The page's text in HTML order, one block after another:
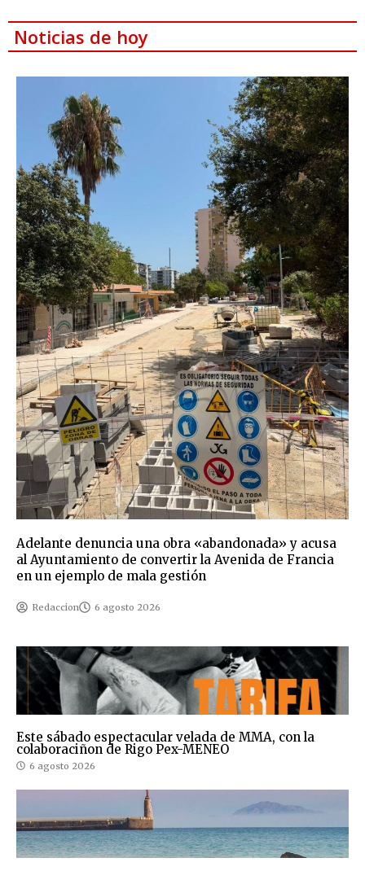
Noticias de hoy
Adelante denuncia una obra «abandonada» y acusa
al Ayuntamiento de convertir la Avenida de Francia
en un ejemplo de mala gestión
Redaccion 6 agosto 2026
Este sábado espectacular velada de MMA, con la
colaboraciñon de Rigo Pex-MENEO
6 agosto 2026